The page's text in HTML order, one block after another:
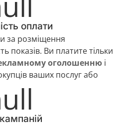
оплати
за розміщення
показів. Ви платите тільки
оголошенню і
ваших послуг або